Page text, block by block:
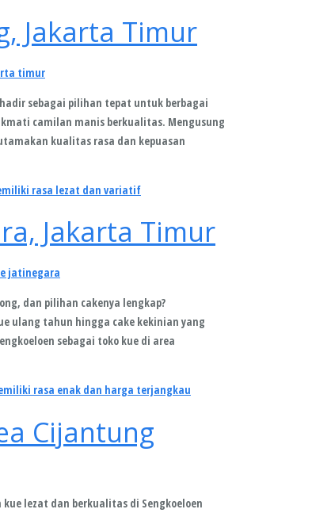
Jakarta Timur
timur
sebagai pilihan tepat untuk berbagai
camilan manis berkualitas. Mengusung
kualitas rasa dan kepuasan
Jakarta Timur
jatinegara
dan pilihan cakenya lengkap?
ulang tahun hingga cake kekinian yang
sebagai toko kue di area
Cijantung
lezat dan berkualitas di Sengkoeloen